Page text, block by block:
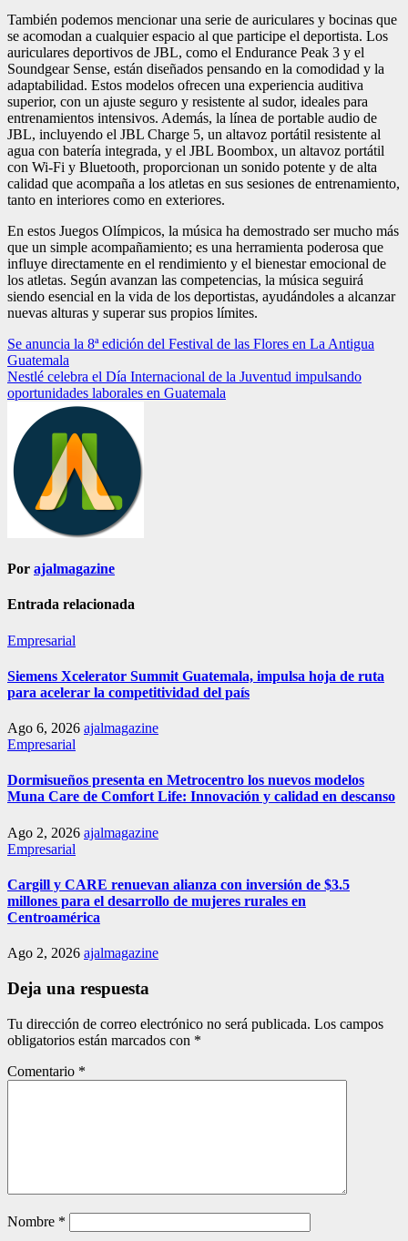
También podemos mencionar una serie de auriculares y bocinas que
se acomodan a cualquier espacio al que participe el deportista. Los
auriculares deportivos de JBL, como el Endurance Peak 3 y el
Soundgear Sense, están diseñados pensando en la comodidad y la
adaptabilidad. Estos modelos ofrecen una experiencia auditiva
superior, con un ajuste seguro y resistente al sudor, ideales para
entrenamientos intensivos. Además, la línea de portable audio de
JBL, incluyendo el JBL Charge 5, un altavoz portátil resistente al
agua con batería integrada, y el JBL Boombox, un altavoz portátil
con Wi-Fi y Bluetooth, proporcionan un sonido potente y de alta
calidad que acompaña a los atletas en sus sesiones de entrenamiento,
tanto en interiores como en exteriores.
En estos Juegos Olímpicos, la música ha demostrado ser mucho más
que un simple acompañamiento; es una herramienta poderosa que
influye directamente en el rendimiento y el bienestar emocional de
los atletas. Según avanzan las competencias, la música seguirá
siendo esencial en la vida de los deportistas, ayudándoles a alcanzar
nuevas alturas y superar sus propios límites.
Navegación
de
entradas
Se anuncia la 8ª edición del Festival de las Flores en La Antigua
Guatemala
Nestlé celebra el Día Internacional de la Juventud impulsando
oportunidades laborales en Guatemala
Por ajalmagazine
Entrada relacionada
Empresarial
Siemens Xcelerator Summit Guatemala, impulsa hoja de ruta
para acelerar la competitividad del país
Ago 6, 2026 ajalmagazine
Empresarial
Dormisueños presenta en Metrocentro los nuevos modelos
Muna Care de Comfort Life: Innovación y calidad en descanso
Ago 2, 2026 ajalmagazine
Empresarial
Cargill y CARE renuevan alianza con inversión de $3.5
millones para el desarrollo de mujeres rurales en
Centroamérica
Ago 2, 2026 ajalmagazine
Deja una respuesta
Tu dirección de correo electrónico no será publicada. Los campos
obligatorios están marcados con *
Comentario *
Nombre *